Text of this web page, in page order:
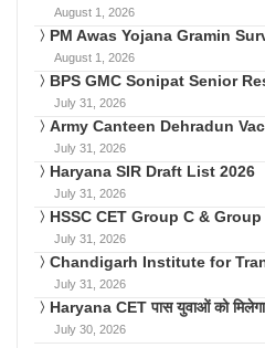
August 1, 2026
PM Awas Yojana Gramin
August 1, 2026
BPS GMC Sonipat Senior
July 31, 2026
Army Canteen Dehradun
July 31, 2026
Haryana SIR Draft List 2026
July 31, 2026
HSSC CET Group C &
July 31, 2026
Chandigarh Institute for
July 31, 2026
Haryana CET पास युवाओं को
July 30, 2026